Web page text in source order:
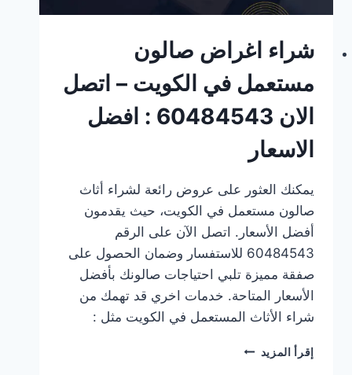
شراء اغراض صالون
مستعمل في الكويت – اتصل
الان 60484543 : افضل
الاسعار
يمكنك العثور على عروض رائعة لشراء أثاث
صالون مستعمل في الكويت، حيث يقدمون
أفضل الأسعار. اتصل الآن على الرقم
60484543 للاستفسار وضمان الحصول على
صفقة مميزة تلبي احتياجات صالونك بأفضل
الأسعار المتاحة. خدمات اخري قد تهمك من
شراء الأثاث المستعمل في الكويت مثل :
إقرأ المزيد شراء